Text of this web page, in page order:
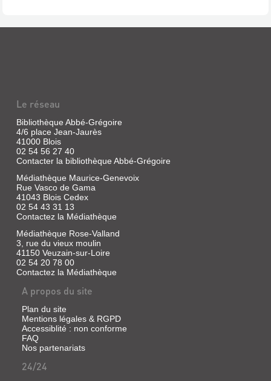
ouvrier,
de
l'insertion
des
jeunes
dans
le
système
scolaire
et
le
difficile
travail
des
forces
de
police
de
Baltimore...
SUR
ÉCOUTE
THE
un
parisien,
est
envoyé
en
mission
la
région
d'Arras,
avec
son
photographe.
Une
autre
affaire
les
retient
sur
place
et
la
rencontre
avec
une
bell...
Le réseau
Bibliothèque Abbé-Grégoire
4/6 place Jean-Jaurès
41000 Blois
02 54 56 27 40
Contacter la bibliothèque Abbé-Grégoire
Médiathèque Maurice-Genevoix
Rue Vasco de Gama
41043 Blois Cedex
02 54 43 31 13
Contactez la Médiathèque
Médiathèque Rose-Valland
3, rue du vieux moulin
41150 Veuzain-sur-Loire
02 54 20 78 00
Contactez la Médiathèque
A propos du site
Plan du site
Mentions légales & RGPD
Accessiblité : non conforme
FAQ
Nos partenariats
24/24